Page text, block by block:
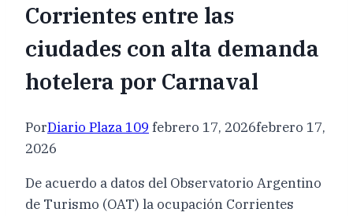
Corrientes entre las
ciudades con alta demanda
hotelera por Carnaval
PorDiario Plaza 109 febrero 17, 2026febrero 17,
2026
De acuerdo a datos del Observatorio Argentino
de Turismo (OAT) la ocupación Corrientes